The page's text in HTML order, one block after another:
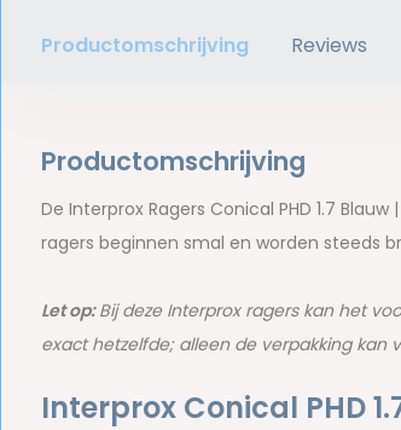
Productomschrijving Reviews
Productomschrijving
De Interprox Ragers Conical PHD 1.7
ragers beginnen smal en worden steeds
Let op:Bij deze Interprox ragers kan het
exact hetzelfde; alleen de verpakking kan
Interprox Conical PHD